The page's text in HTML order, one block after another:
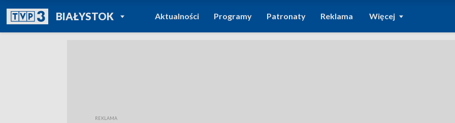
BIAŁYSTOKPOWRÓT DO
TVP REGIONY
Aktualności Programy Patronaty Reklama Więcej